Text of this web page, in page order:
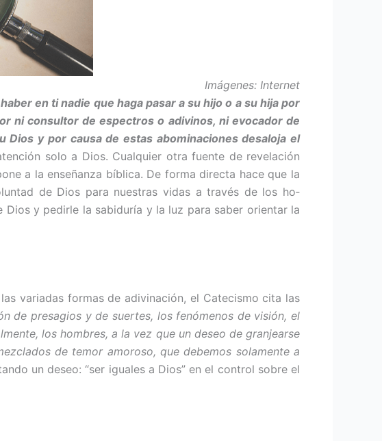
Imágenes: Internet
haber en ti nadie que haga pasar a su hijo o a su hija por
ni consultor de espectros o adivinos, ni evocador de
y por causa de estas abominaciones desaloja el
solo a Dios. Cualquier otra fuente de revelación
a la enseñanza bíblica. De forma directa hace que la
de Dios para nuestras vidas a través de los ho­
y pedirle la sabidu­ría y la luz para saber orientar la
variadas formas de adivinación, el Catecismo cita las
de presagios y de suer­tes, los fenómenos de visión, el
los hombres, a la vez que un deseo de granjearse
de temor amoroso, que debemos solamente a
un deseo: “ser iguales a Dios” en el control sobre el